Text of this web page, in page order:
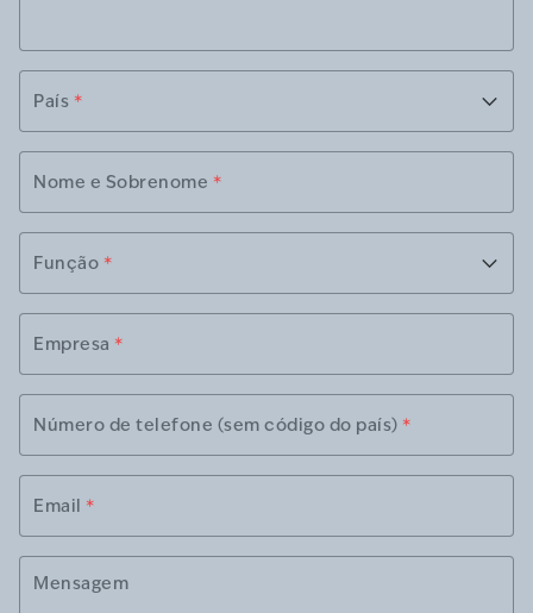
País *
Nome e Sobrenome *
Função *
Empresa *
Número de telefone (sem código do país) *
Email *
Mensagem